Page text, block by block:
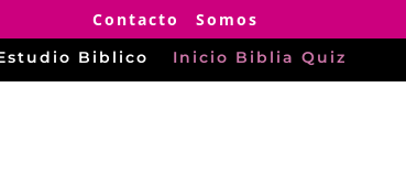
Contacto Somos
Biblico Inicio Biblia Quiz